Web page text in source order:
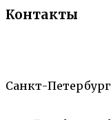
Контакты
Санкт-